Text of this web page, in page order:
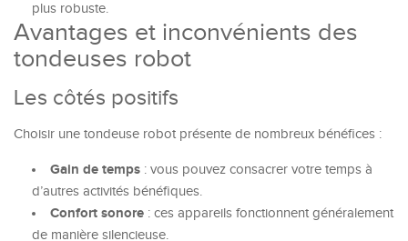
plus robuste.
Avantages et inconvénients des
tondeuses robot
Les côtés positifs
Choisir une tondeuse robot présente de nombreux bénéfices :
Gain de temps : vous pouvez consacrer votre temps à
d’autres activités bénéfiques.
Confort sonore : ces appareils fonctionnent généralement
de manière silencieuse.